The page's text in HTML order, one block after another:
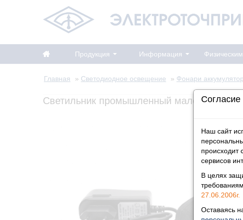
Наш сайт
происходит
сервисов
В целях
27.06.2006г.
Оставаясь
Продукция Информация
Главная » Светодиодное освещение » Фонари
Светильник промышленный